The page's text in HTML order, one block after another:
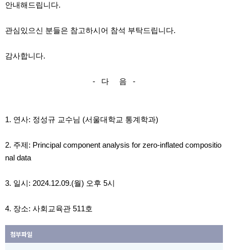
안내해드립니다.
관심있으신 분들은 참고하시어 참석 부탁드립니다.
감사합니다.
- 다 음 -
1. 연사: 정성규 교수님 (서울대학교 통계학과)
2. 주제: Principal component analysis for zero-inflated compositio
nal data
3. 일시: 2024.12.09.(월) 오후 5시
4. 장소: 사회교육관 511호
첨부파일